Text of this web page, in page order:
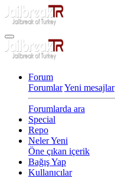
Forum
ForumlarYeni mesajlar
Forumlarda ara
Special
Repo
Neler Yeni
Öne çıkan içerik
Bağış Yap
Kullanıcılar